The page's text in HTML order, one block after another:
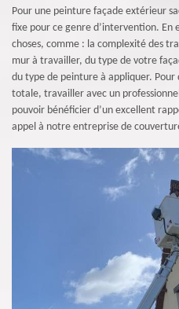
Pour une peinture façade extérieur
fixe pour ce genre d’intervention. En
choses, comme : la complexité des
mur à travailler, du type de votre
du type de peinture à appliquer.
totale, travailler avec un
pouvoir bénéficier d’un excellent
appel à notre entreprise de